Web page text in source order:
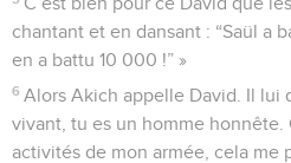
chantant et en dansant : “Saül a
en a battu 10 000 !” »
6 Alors Akich appelle David. Il lui
vivant, tu es un homme honnête.
activités de mon armée, cela me